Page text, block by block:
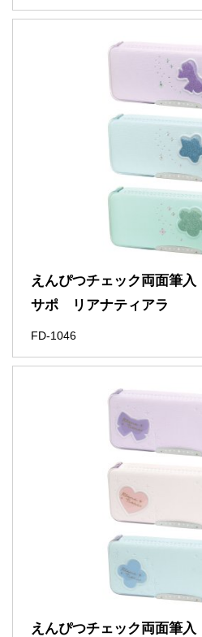
えんぴつチェック両面筆
サポ リアナティアラ
FD-1046
えんぴつチェック両面筆